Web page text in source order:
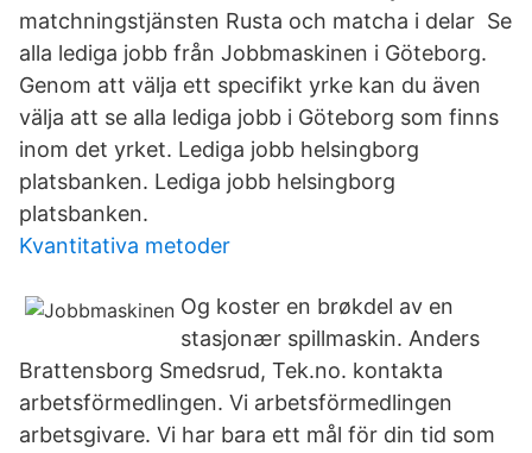
matchningstjänsten Rusta och matcha i delar Se
alla lediga jobb från Jobbmaskinen i Göteborg.
Genom att välja ett specifikt yrke kan du även
välja att se alla lediga jobb i Göteborg som finns
inom det yrket. Lediga jobb helsingborg
platsbanken. Lediga jobb helsingborg
platsbanken.
Kvantitativa metoder
Og koster en brøkdel av en
stasjonær spillmaskin. Anders
Brattensborg Smedsrud, Tek.no. kontakta
arbetsförmedlingen. Vi arbetsförmedlingen
arbetsgivare. Vi har bara ett mål för din tid som